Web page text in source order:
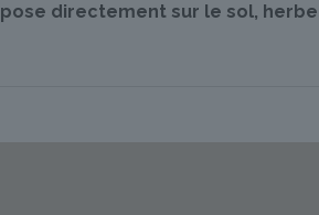
pose directement sur le sol,